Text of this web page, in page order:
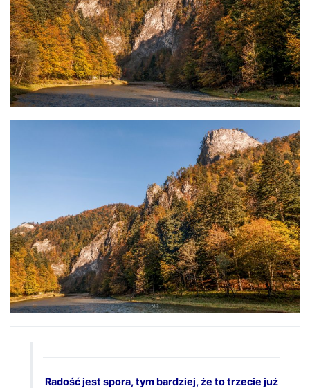
Radość jest spora, tym bardziej, że to trzecie już